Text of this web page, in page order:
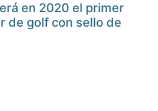
en 2020 el primer
de golf con sello de